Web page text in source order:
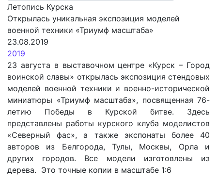
Летопись Курска
Открылась уникальная экспозиция моделей
военной техники «Триумф масштаба»
23.08.2019
2019
23 августа в выставочном центре «Курск – Город
воинской славы» открылась экспозиция стендовых
моделей военной техники и военно-исторической
миниатюры «Триумф масштаба», посвященная 76-
летию Победы в Курской битве. Здесь
представлены работы курского клуба моделистов
«Северный фас», а также экспонаты более 40
авторов из Белгорода, Тулы, Москвы, Орла и
других городов. Все модели изготовлены из
дерева. Это точные копии в масштабе 1:6